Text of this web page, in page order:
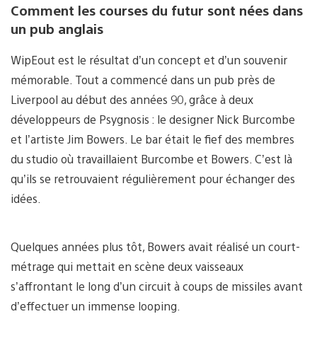
Comment les courses du futur sont nées dans
un pub anglais
WipEout est le résultat d’un concept et d’un souvenir
mémorable. Tout a commencé dans un pub près de
Liverpool au début des années 90, grâce à deux
développeurs de Psygnosis : le designer Nick Burcombe
et l’artiste Jim Bowers. Le bar était le fief des membres
du studio où travaillaient Burcombe et Bowers. C’est là
qu’ils se retrouvaient régulièrement pour échanger des
idées.
Quelques années plus tôt, Bowers avait réalisé un court-
métrage qui mettait en scène deux vaisseaux
s’affrontant le long d’un circuit à coups de missiles avant
d’effectuer un immense looping.